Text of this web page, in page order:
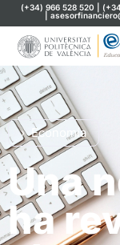
(+34) 966 528 520 |
|
Economía
Una
ha